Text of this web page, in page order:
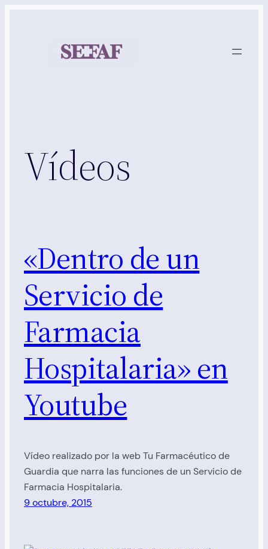
Vídeos
«Dentro de un
Servicio de
Farmacia
Hospitalaria» en
Youtube
Vídeo realizado por la web Tu Farmacéutico de
Guardia que narra las funciones de un Servicio de
Farmacia Hospitalaria.
9 octubre, 2015